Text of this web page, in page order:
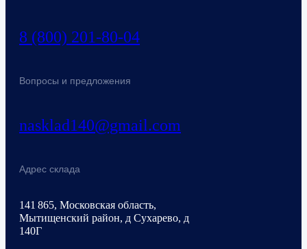
8 (800) 201-80-04
Вопросы и предложения
nasklad140@gmail.com
Адрес склада
141 865, Московская область,
Мытищенский район, д Сухарево, д
140Г